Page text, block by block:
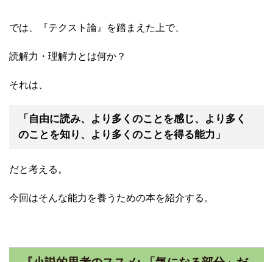
では、『テクスト論』を踏まえた上で、
読解力・理解力とは何か？
それは、
「自由に読み、より多くのことを感じ、より多く
のことを知り、より多くのことを得る能力」
だと考える。
今回はそんな能力を養うための本を紹介する。